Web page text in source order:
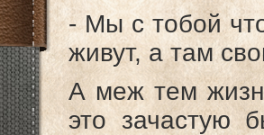
- Мы с тобой
живут, а там
А меж тем
это зачастую